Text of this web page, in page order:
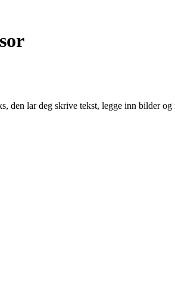
den lar deg skrive tekst, legge inn bilder